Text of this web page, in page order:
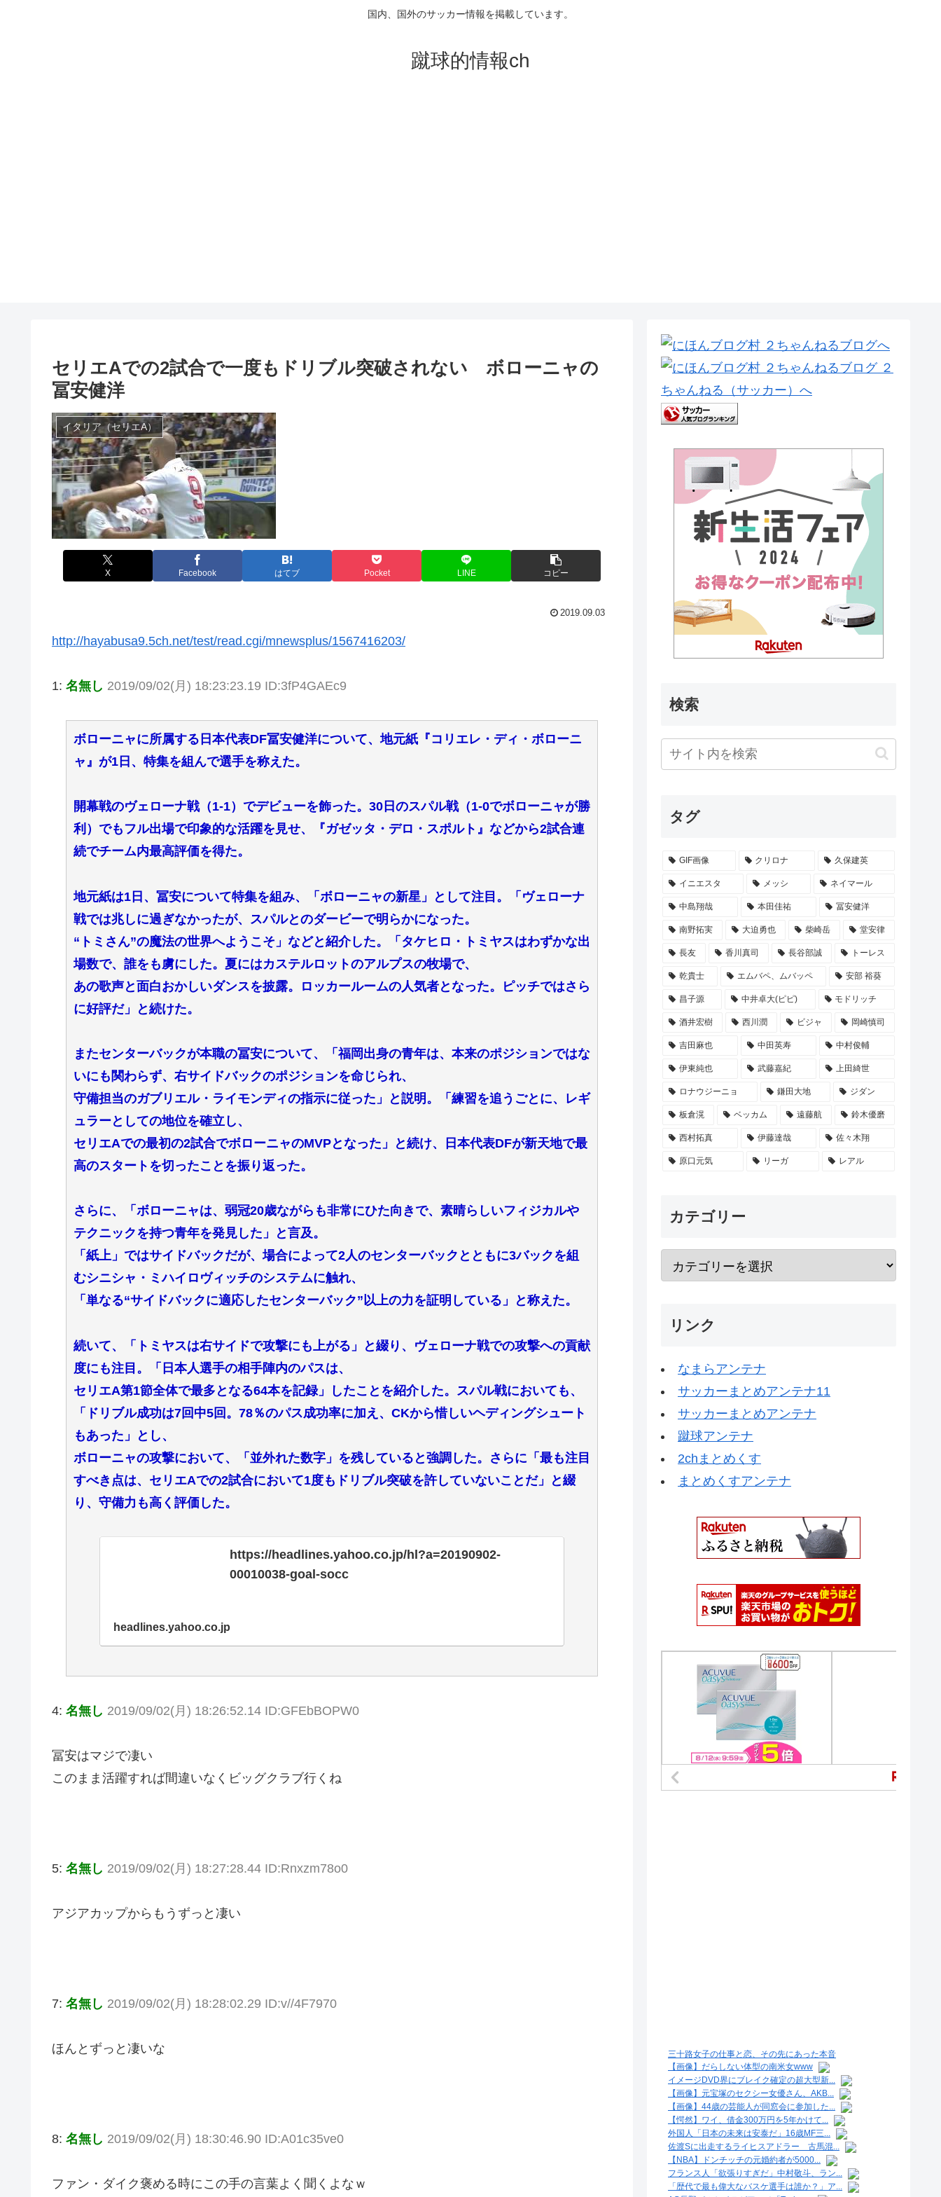
国内、国外のサッカー情報を掲載しています。
蹴球的情報ch
セリエAでの2試合で一度もドリブル突破されない ボローニャの
冨安健洋
イタリア（セリエA）
X Facebook はてブ Pocket LINE コピー
2019.09.03
http://hayabusa9.5ch.net/test/read.cgi/mnewsplus/1567416203/
1: 名無し 2019/09/02(月) 18:23:23.19 ID:3fP4GAEc9
ボローニャに所属する日本代表DF冨安健洋について、地元紙『コリエレ・ディ・ボローニ
ャ』が1日、特集を組んで選手を称えた。
開幕戦のヴェローナ戦（1-1）でデビューを飾った。30日のスパル戦（1-0でボローニャが勝
利）でもフル出場で印象的な活躍を見せ、『ガゼッタ・デロ・スポルト』などから2試合連
続でチーム内最高評価を得た。
地元紙は1日、冨安について特集を組み、「ボローニャの新星」として注目。「ヴェローナ
戦では兆しに過ぎなかったが、スパルとのダービーで明らかになった。
“トミさん”の魔法の世界へようこそ」などと紹介した。「タケヒロ・トミヤスはわずかな出
場数で、誰をも虜にした。夏にはカステルロットのアルプスの牧場で、
あの歌声と面白おかしいダンスを披露。ロッカールームの人気者となった。ピッチではさら
に好評だ」と続けた。
またセンターバックが本職の冨安について、「福岡出身の青年は、本来のポジションではな
いにも関わらず、右サイドバックのポジションを命じられ、
守備担当のガブリエル・ライモンディの指示に従った」と説明。「練習を追うごとに、レギ
ュラーとしての地位を確立し、
セリエAでの最初の2試合でボローニャのMVPとなった」と続け、日本代表DFが新天地で最
高のスタートを切ったことを振り返った。
さらに、「ボローニャは、弱冠20歳ながらも非常にひた向きで、素晴らしいフィジカルや
テクニックを持つ青年を発見した」と言及。
「紙上」ではサイドバックだが、場合によって2人のセンターバックとともに3バックを組
むシニシャ・ミハイロヴィッチのシステムに触れ、
「単なる“サイドバックに適応したセンターバック”以上の力を証明している」と称えた。
続いて、「トミヤスは右サイドで攻撃にも上がる」と綴り、ヴェローナ戦での攻撃への貢献
度にも注目。「日本人選手の相手陣内のパスは、
セリエA第1節全体で最多となる64本を記録」したことを紹介した。スパル戦においても、
「ドリブル成功は7回中5回。78％のパス成功率に加え、CKから惜しいヘディングシュート
もあった」とし、
ボローニャの攻撃において、「並外れた数字」を残していると強調した。さらに「最も注目
すべき点は、セリエAでの2試合において1度もドリブル突破を許していないことだ」と綴
り、守備力も高く評価した。
https://headlines.yahoo.co.jp/hl?a=20190902-
00010038-goal-socc
headlines.yahoo.co.jp
4: 名無し 2019/09/02(月) 18:26:52.14 ID:GFEbBOPW0
冨安はマジで凄い
このまま活躍すれば間違いなくビッグクラブ行くね
5: 名無し 2019/09/02(月) 18:27:28.44 ID:Rnxzm78o0
アジアカップからもうずっと凄い
7: 名無し 2019/09/02(月) 18:28:02.29 ID:v//4F7970
ほんとずっと凄いな
8: 名無し 2019/09/02(月) 18:30:46.90 ID:A01c35ve0
ファン・ダイク褒める時にこの手の言葉よく聞くよなｗ
検索
タグ
GIF画像 クリロナ 久保建英
イニエスタ メッシ ネイマール
中島翔哉 本田佳祐 冨安健洋
南野拓実 大迫勇也 柴崎岳 堂安律
長友 香川真司 長谷部誠 トーレス
乾貴士 エムバペ、ムバッペ 安部 裕葵
昌子源 中井卓大(ピピ) モドリッチ
酒井宏樹 西川潤 ビジャ 岡崎慎司
吉田麻也 中田英寿 中村俊輔
伊東純也 武藤嘉紀 上田綺世
ロナウジーニョ 鎌田大地 ジダン
板倉滉 ベッカム 遠藤航 鈴木優磨
西村拓真 伊藤達哉 佐々木翔
原口元気 リーガ レアル
カテゴリー
リンク
なまらアンテナ
サッカーまとめアンテナ11
サッカーまとめアンテナ
蹴球アンテナ
2chまとめくす
まとめくすアンテナ
三十路女子の仕事と恋、その先にあった本音
【画像】だらしない体型の南米女www
イメージDVD界にブレイク確定の超大型新...
【画像】元宝塚のセクシー女優さん、AKB...
【画像】44歳の芸能人が同窓会に参加した...
【愕然】ワイ、借金300万円を5年かけて...
外国人「日本の未来は安泰だ」16歳MF三...
佐渡Sに出走するライヒスアドラー 古馬混...
【NBA】ドンチッチの元婚約者が5000...
フランス人「欲張りすぎだ」中村敬斗、ラン...
「歴代で最も偉大なバスケ選手は誰か？」ア...